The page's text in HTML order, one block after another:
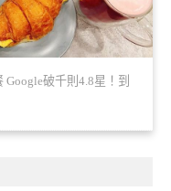
Google破千則4.8星！到